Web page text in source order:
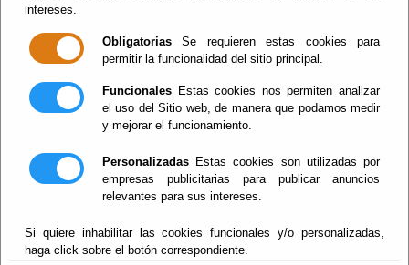
intereses.
Obligatorias Se requieren estas cookies para
permitir la funcionalidad del sitio principal.
Funcionales Estas cookies nos permiten analizar
el uso del Sitio web, de manera que podamos medir
y mejorar el funcionamiento.
Personalizadas Estas cookies son utilizadas por
empresas publicitarias para publicar anuncios
relevantes para sus intereses.
Si quiere inhabilitar las cookies funcionales y/o personalizadas,
haga click sobre el botón correspondiente.
Pulsar en Calendario
de Formación para
consultar la ocupación
de las aulas de
Formación y fechas de
los cursos del plan
agrupado